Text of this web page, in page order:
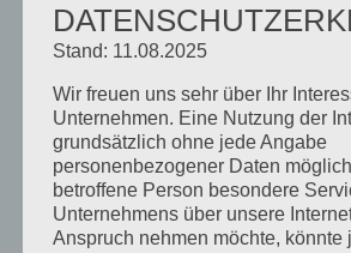
Stand: 11.08.2025
Wir freuen uns sehr über Ihr
Unternehmen. Eine Nutzung der
grundsätzlich ohne jede Angabe
personenbezogener Daten
betroffene Person besondere
Unternehmens über unsere
Anspruch nehmen möchte, könnte